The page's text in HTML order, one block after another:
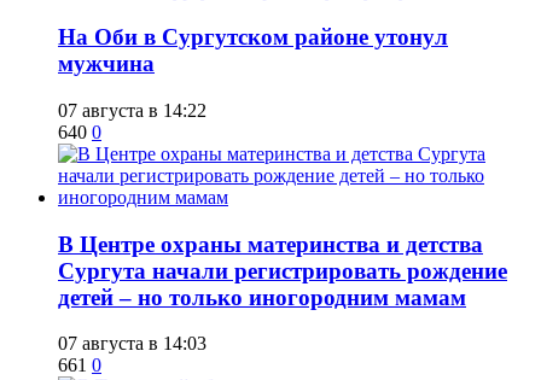
​На Оби в Сургутском районе утонул
мужчина
07 августа в 14:22
640 0
​В Центре охраны материнства и детства
Сургута начали регистрировать рождение
детей – но только иногородним мамам
07 августа в 14:03
661 0